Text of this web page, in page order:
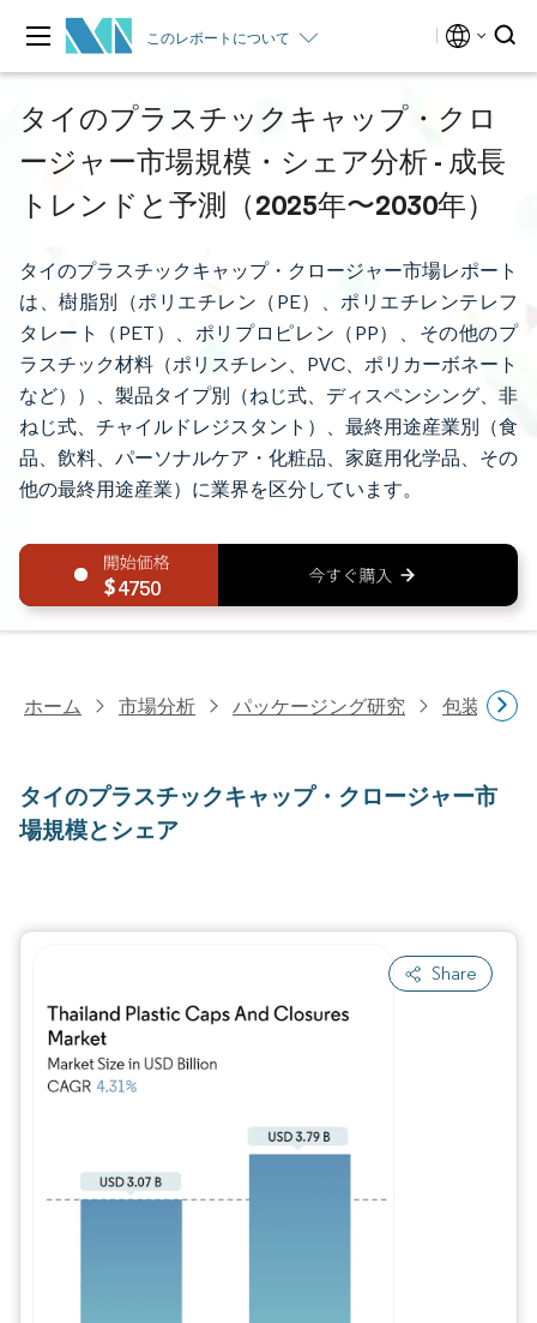
このレポートについて
タイのプラスチックキャップ・クロ
ージャー市場規模・シェア分析 - 成長
トレンドと予測（2025年〜2030年）
タイのプラスチックキャップ・クロージャー市場レポート
は、樹脂別（ポリエチレン（PE）、ポリエチレンテレフ
タレート（PET）、ポリプロピレン（PP）、その他のプ
ラスチック材料（ポリスチレン、PVC、ポリカーボネート
など））、製品タイプ別（ねじ式、ディスペンシング、非
ねじ式、チャイルドレジスタント）、最終用途産業別（食
品、飲料、パーソナルケア・化粧品、家庭用化学品、その
他の最終用途産業）に業界を区分しています。
4750
ホーム 市場分析 パッケージング研究 包装材料
タイのプラスチックキャップ・クロージャー市
場規模とシェア
Share